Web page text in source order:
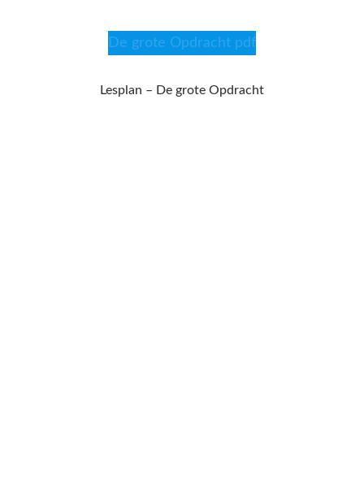
De grote Opdracht pdf
Lesplan – De grote Opdracht